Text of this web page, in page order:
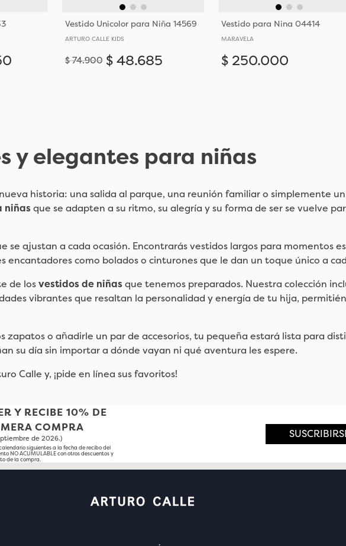
Vestido Unicolor para Niña 14569
ARTURO CALLE KIDS
$ 74.900 $ 48.685
Vestido para Nina 04414
MARAVELA
$ 250.000
y elegantes para niñas
historia: una salida al parque, una reunión familiar o simplemente
niñas que se adapten a su ritmo, su alegría y su forma de ser se vuelve
se ajustan a cada ocasión. Encontrarás vestidos largos para momentos
encantadores como bolados o cinturones que le dan un toque único a
de losvestidos de niñas que tenemos preparados. Nuestra colección
vibrantes que resaltan la personalidad y energía de tu hija,
zapatos o añadirle un par de accesorios, tu pequeña estará lista para
su día sin importar a dónde vayan ni qué aventura les espere.
Calle y, ¡pide en línea sus favoritos!
Y RECIBE 10% DE
COMPRA
de 2026.)
siguientes a la fecha de recibo del
NO ACUMULABLE con otros descuentos y
de la compra.